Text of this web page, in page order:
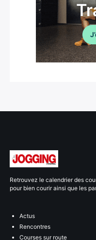
Retrouvez le calendrier des
pour bien courir ainsi que les
Actus
Rencontres
Courses sur route